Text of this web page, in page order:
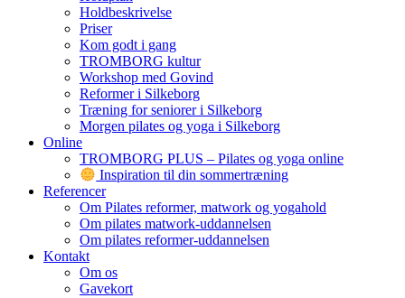
Holdbeskrivelse
Priser
Kom godt i gang
TROMBORG kultur
Workshop med Govind
Reformer i Silkeborg
Træning for seniorer i Silkeborg
Morgen pilates og yoga i Silkeborg
Online
TROMBORG PLUS – Pilates og yoga online
Inspiration til din sommertræning
Referencer
Om Pilates reformer, matwork og yogahold
Om pilates matwork-uddannelsen
Om pilates reformer-uddannelsen
Kontakt
Om os
Gavekort